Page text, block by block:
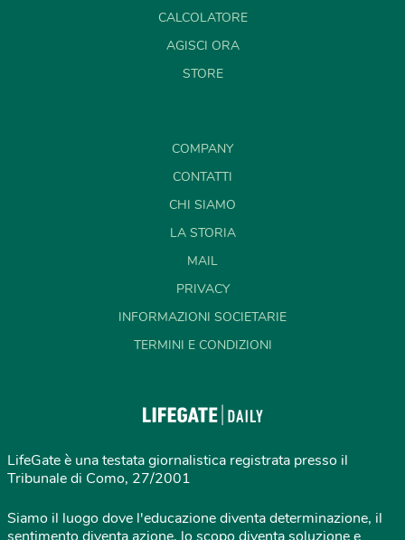
CALCOLATORE
AGISCI ORA
STORE
COMPANY
CONTATTI
CHI SIAMO
LA STORIA
MAIL
PRIVACY
INFORMAZIONI SOCIETARIE
TERMINI E CONDIZIONI
LifeGate è una testata giornalistica registrata presso il
Tribunale di Como, 27/2001
Siamo il luogo dove l'educazione diventa determinazione, il